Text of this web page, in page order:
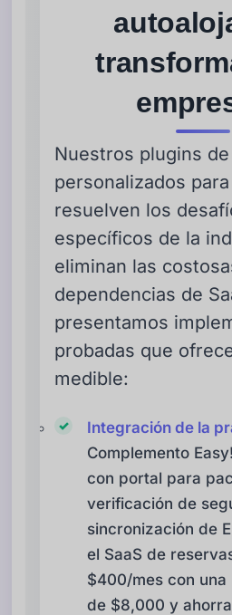
Nuestros plugins
personalizados
resuelven los
específicos de la
eliminan las
dependencias de
presentamos
probadas que
medible:
Integración de la
Complemento
con portal para
verificación de
sincronización de
el SaaS de
$400/mes con una
de $8,000 y